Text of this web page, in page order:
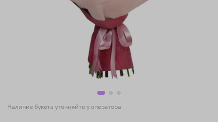
Наличие букета уточняйте у оператора